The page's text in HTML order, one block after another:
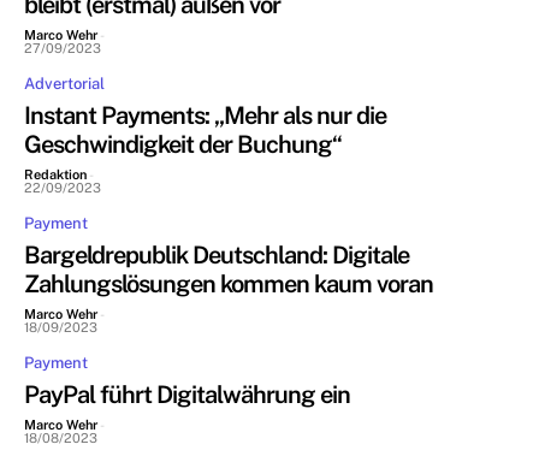
Marco Wehr -
27/09/2023
Advertorial
Instant Payments: „Mehr als nur die
Geschwindigkeit der Buchung“
Redaktion -
22/09/2023
Payment
Bargeldrepublik Deutschland: Digitale
Zahlungslösungen kommen kaum voran
Marco Wehr -
18/09/2023
Payment
PayPal führt Digitalwährung ein
Marco Wehr -
18/08/2023